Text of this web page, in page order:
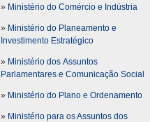
» Ministério do Comércio e Indústria
» Ministério do Planeamento e
Investimento Estratégico
» Ministério dos Assuntos
Parlamentares e Comunicação Social
» Ministério do Plano e Ordenamento
» Ministério para os Assuntos dos